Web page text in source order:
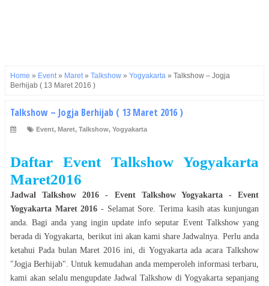
Home » Event» Maret» Talkshow » Yogyakarta » Talkshow – Jogja
Berhijab ( 13 Maret 2016 )
Talkshow – Jogja Berhijab ( 13 Maret 2016 )
Event, Maret, Talkshow, Yogyakarta
Daftar Event Talkshow Yogyakarta
Maret2016
JadwalTalkshow 2016 - Event Talkshow Yogyakarta - Event
Yogyakarta Maret 2016 - Selamat Sore . Terima kasih atas kunjungan
anda. Bagi anda yang ingin update info seputar Event Talkshowyang
berada diYogyakarta , berikut ini akan kami share Jadwalnya. Perlu anda
ketahui Pada bulanMaret 2016 ini, di Yogyakarta ada acaraTalkshow
"Jogja Berhijab". Untuk kemudahan anda memperoleh informasi terbaru,
kami akan selalu mengupdate Jadwal Talkshow diYogyakarta sepanjang